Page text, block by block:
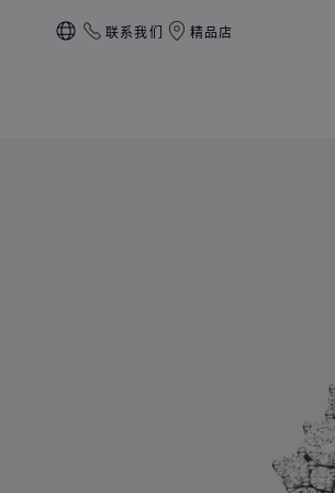
本地化（更改国家/地区）
联系我们 精品店